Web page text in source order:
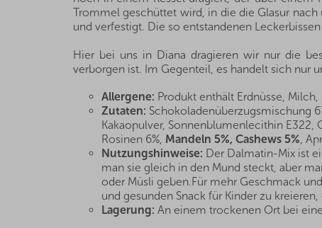
Trommel geschüttet wird, in die die Glasur
und verfestigt. Die so entstandenen
Hier bei uns in Diana dragieren wir nur die
verborgen ist. Im Gegenteil, es handelt sich nur
Allergene: Produkt enthält Erdnüsse,
Zutaten: Schokoladenüberzugsmischung
Kakaopulver, Sonnenblumenlecithin E322,
Rosinen 6%, Mandeln 5%, Cashews 5% ,
Nutzungshinweise: Der Dalmatin-Mix ist
man sie gleich in den Mund steckt, aber
oder Müsli geben.Für mehr Geschmack
und gesunden Snack für Kinder zu
Lagerung: An einem trockenen Ort bei